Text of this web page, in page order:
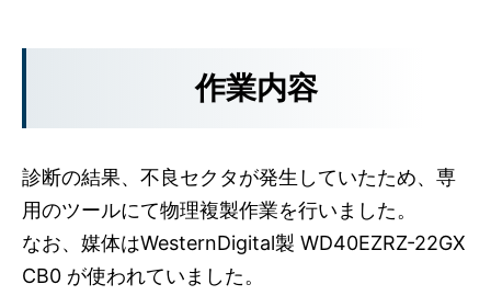
作業内容
診断の結果、不良セクタが発生していたため、専
用のツールにて物理複製作業を行いました。
なお、媒体はWesternDigital製 WD40EZRZ-22GX
CB0 が使われていました。